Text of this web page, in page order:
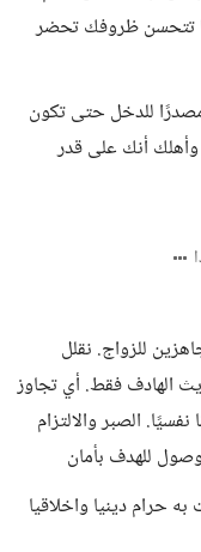
تتحسن ظروفك تحضر
للدخل حتى تكون
أنك على قدر
للزواج. نقلل
الهادف فقط. أي تجاوز
الصبر والالتزام
للهدف بأمان
حرام دينيا واخلاقيا